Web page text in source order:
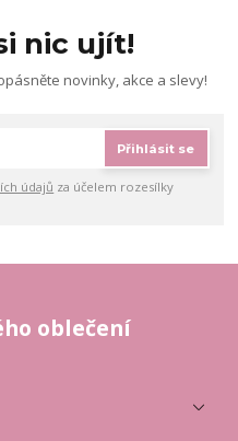
nic ujít!
novinky, akce a slevy!
Přihlásit se
údajů za účelem rozesílky
oblečení